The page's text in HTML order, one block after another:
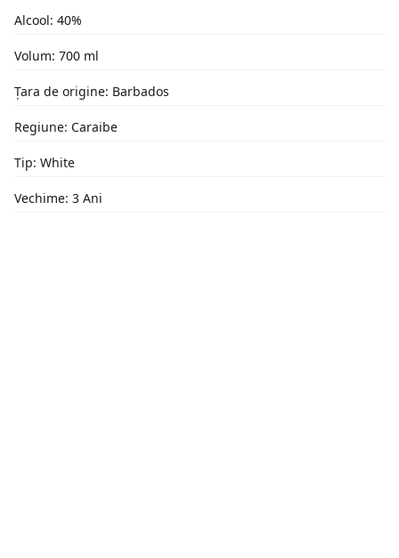
Alcool: 40%
Volum: 700 ml
Țara de origine: Barbados
Regiune: Caraibe
Tip: White
Vechime: 3 Ani